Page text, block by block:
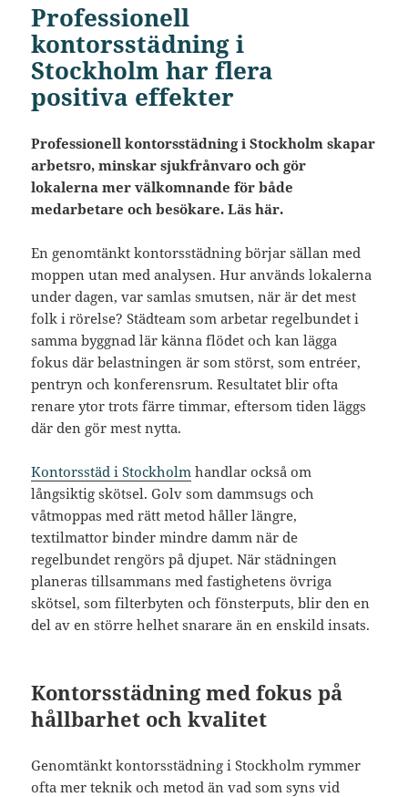
Professionell
kontorsstädning i
Stockholm har flera
positiva effekter
Professionell kontorsstädning i Stockholm skapar
arbetsro, minskar sjukfrånvaro och gör
lokalerna mer välkomnande för både
medarbetare och besökare. Läs här.
En genomtänkt kontorsstädning börjar sällan med
moppen utan med analysen. Hur används lokalerna
under dagen, var samlas smutsen, när är det mest
folk i rörelse? Städteam som arbetar regelbundet i
samma byggnad lär känna flödet och kan lägga
fokus där belastningen är som störst, som entréer,
pentryn och konferensrum. Resultatet blir ofta
renare ytor trots färre timmar, eftersom tiden läggs
där den gör mest nytta.
Kontorsstäd i Stockholm handlar också om
långsiktig skötsel. Golv som dammsugs och
våtmoppas med rätt metod håller längre,
textilmattor binder mindre damm när de
regelbundet rengörs på djupet. När städningen
planeras tillsammans med fastighetens övriga
skötsel, som filterbyten och fönsterputs, blir den en
del av en större helhet snarare än en enskild insats.
Kontorsstädning med fokus på
hållbarhet och kvalitet
Genomtänkt kontorsstädning i Stockholm rymmer
ofta mer teknik och metod än vad som syns vid